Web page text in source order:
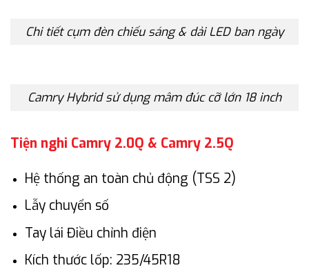
Chi tiết cụm đèn chiếu sáng & dải LED ban ngày
Camry Hybrid sử dụng mâm đúc cỡ lớn 18 inch
Tiện nghi Camry 2.0Q & Camry 2.5Q
Hệ thống an toàn chủ động (TSS 2)
Lẫy chuyển số
Tay lái Điều chỉnh điện
Kích thước lốp: 235/45R18